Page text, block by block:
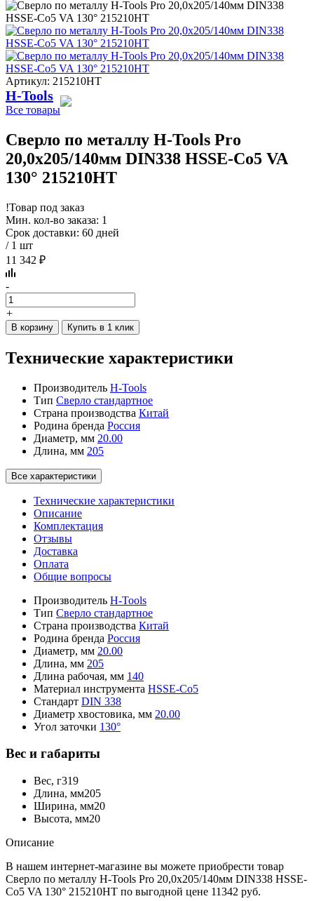
Артикул: 215210HT
H-Tools
Все товары
Сверло по металлу H-Tools Pro
20,0x205/140мм DIN338 HSSE-Co5 VA
130° 215210HT
!Товар под заказ
Мин. кол-во заказа: 1
Срок доставки: 60 дней
/ 1 шт
11 342 ₽
-
+
В корзину Купить в 1 клик
Технические характеристики
Производитель H-Tools
Тип Сверло стандартное
Страна производства Китай
Родина бренда Россия
Диаметр, мм 20.00
Длина, мм 205
Все характеристики
Технические характеристики
Описание
Комплектация
Отзывы
Доставка
Оплата
Общие вопросы
Производитель H-Tools
Тип Сверло стандартное
Страна производства Китай
Родина бренда Россия
Диаметр, мм 20.00
Длина, мм 205
Длина рабочая, мм 140
Материал инструмента HSSE-Co5
Стандарт DIN 338
Диаметр хвостовика, мм 20.00
Угол заточки 130°
Вес и габариты
Вес, г319
Длина, мм205
Ширина, мм20
Высота, мм20
Описание
В нашем интернет-магазине вы можете приобрести товар
Сверло по металлу H-Tools Pro 20,0x205/140мм DIN338 HSSE-
Co5 VA 130° 215210HT по выгодной цене 11342 руб.